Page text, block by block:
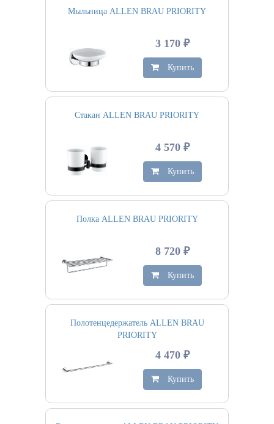
Мыльница ALLEN BRAU PRIORITY
3 170 ₽
Купить
Стакан ALLEN BRAU PRIORITY
4 570 ₽
Купить
Полка ALLEN BRAU PRIORITY
8 720 ₽
Купить
Полотенцедержатель ALLEN BRAU
PRIORITY
4 470 ₽
Купить